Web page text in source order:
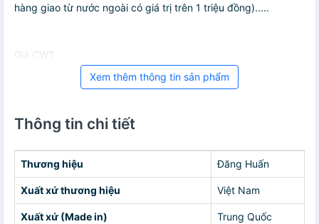
hàng giao từ nước ngoài có giá trị trên 1 triệu đồng).....
Giá CWT
Xem thêm thông tin sản phẩm
Thông tin chi tiết
Thương hiệu Đăng Huấn
Xuất xứ thương hiệu Việt Nam
Xuất xứ (Made in) Trung Quốc